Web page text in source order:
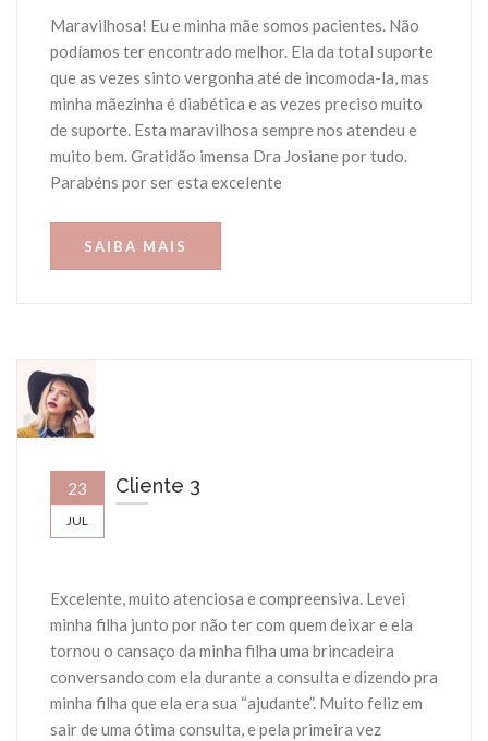
Maravilhosa! Eu e minha mãe somos pacientes. Não
podíamos ter encontrado melhor. Ela da total suporte
que as vezes sinto vergonha até de incomoda-la, mas
minha mãezinha é diabética e as vezes preciso muito
de suporte. Esta maravilhosa sempre nos atendeu e
muito bem. Gratidão imensa Dra Josiane por tudo.
Parabéns por ser esta excelente
SAIBA MAIS
23
JUL
Cliente 3
Excelente, muito atenciosa e compreensiva. Levei
minha filha junto por não ter com quem deixar e ela
tornou o cansaço da minha filha uma brincadeira
conversando com ela durante a consulta e dizendo pra
minha filha que ela era sua “ajudante”. Muito feliz em
sair de uma ótima consulta, e pela primeira vez